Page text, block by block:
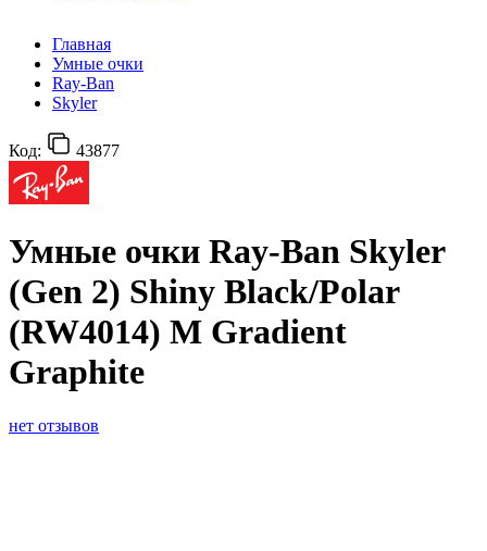
Главная
Умные очки
Ray-Ban
Skyler
Код: 43877
Умные очки Ray-Ban Skyler
(Gen 2) Shiny Black/Polar
(RW4014) M Gradient
Graphite
нет отзывов